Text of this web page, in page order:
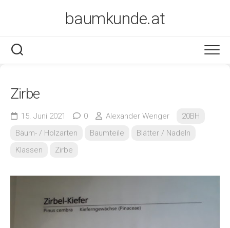
baumkunde.at
Zirbe
15. Juni 2021 0 Alexander Wenger
20BH
Bäum- / Holzarten
Baumteile
Blätter / Nadeln
Klassen
Zirbe